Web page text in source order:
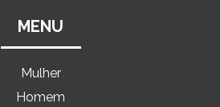
MENU
Mulher
Homem